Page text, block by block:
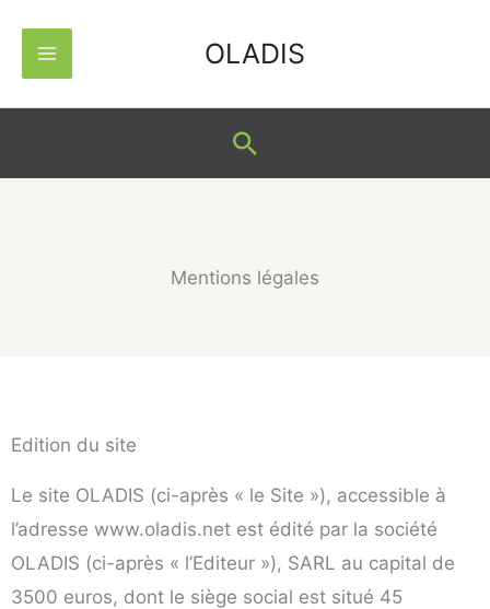
contenu
OLADIS
Rechercher
Mentions légales
Edition du site
Le site OLADIS (ci-après « le Site »), accessible à
l’adresse www.oladis.net est édité par la société
OLADIS (ci-après « l’Editeur »), SARL au capital de
3500 euros, dont le siège social est situé 45